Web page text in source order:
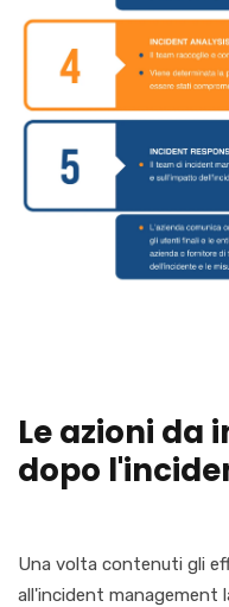
Le azioni da
dopo
Una volta contenuti gli
all'incident management